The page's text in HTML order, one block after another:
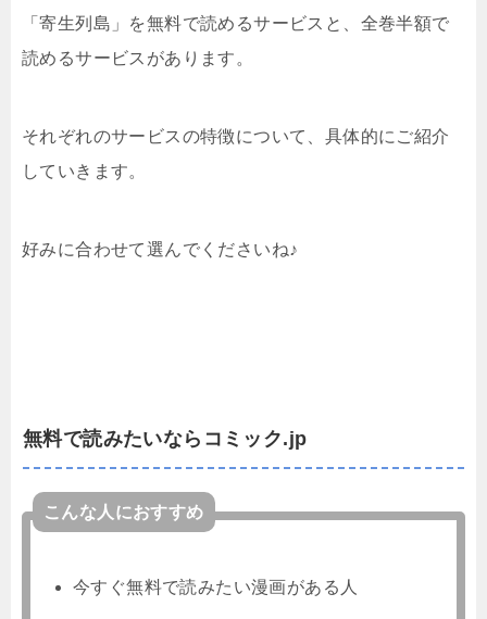
「寄生列島」を無料で読めるサービスと、全巻半額で
読めるサービスがあります。
それぞれのサービスの特徴について、具体的にご紹介
していきます。
好みに合わせて選んでくださいね♪
無料で読みたいならコミック.jp
こんな人におすすめ
今すぐ無料で読みたい漫画がある人